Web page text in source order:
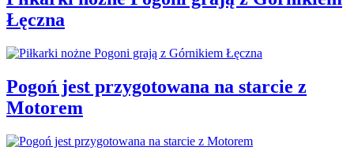
Łęczna
Pogoń jest przygotowana na starcie z
Motorem